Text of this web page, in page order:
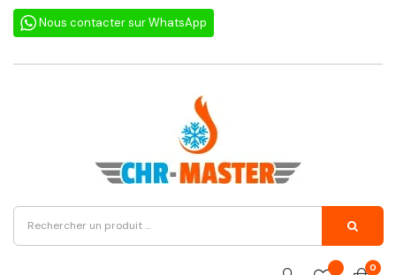
Nous contacter sur WhatsApp
0